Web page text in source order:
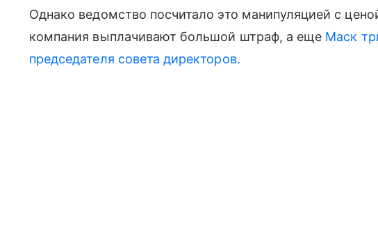
Однако ведомство посчитало это манипуляцией с
компания выплачивают большой штраф, а еще Маск
председателя совета директоров.